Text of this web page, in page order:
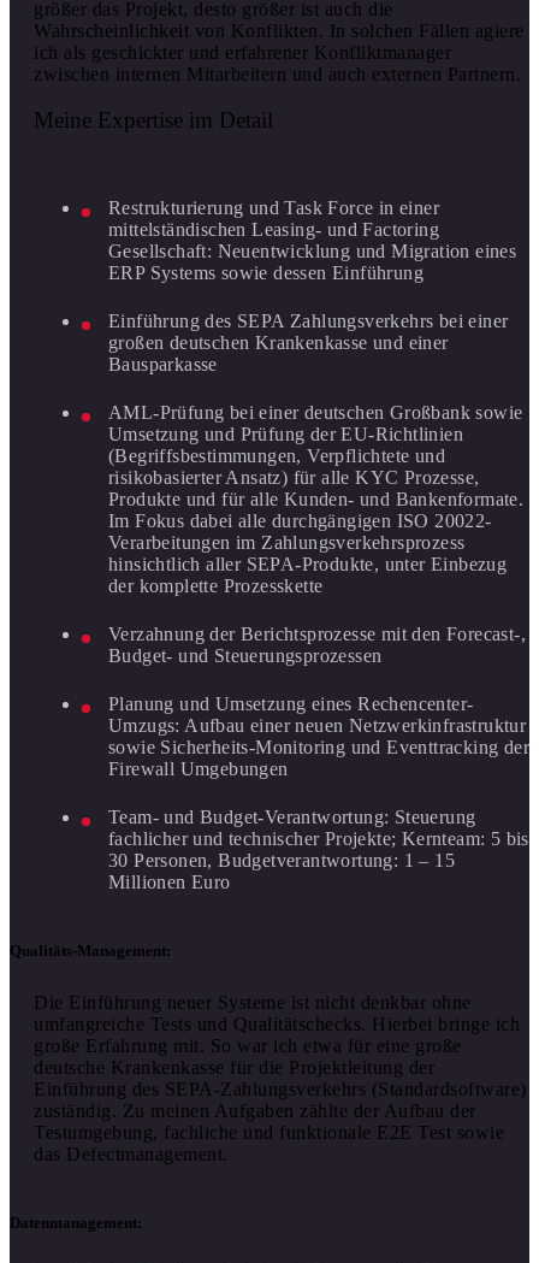
größer das Projekt, desto größer ist auch die
Wahrscheinlichkeit von Konflikten. In solchen Fällen agiere
ich als geschickter und erfahrener Konfliktmanager
zwischen internen Mitarbeitern und auch externen Partnern.
Meine Expertise im Detail
Restrukturierung und Task Force in einer
mittelständischen Leasing- und Factoring
Gesellschaft: Neuentwicklung und Migration eines
ERP Systems sowie dessen Einführung
Einführung des SEPA Zahlungsverkehrs bei einer
großen deutschen Krankenkasse und einer
Bausparkasse
AML-Prüfung bei einer deutschen Großbank sowie
Umsetzung und Prüfung der EU-Richtlinien
(Begriffsbestimmungen, Verpflichtete und
risikobasierter Ansatz) für alle KYC Prozesse,
Produkte und für alle Kunden- und Bankenformate.
Im Fokus dabei alle durchgängigen ISO 20022-
Verarbeitungen im Zahlungsverkehrsprozess
hinsichtlich aller SEPA-Produkte, unter Einbezug
der komplette Prozesskette
Verzahnung der Berichtsprozesse mit den Forecast-,
Budget- und Steuerungsprozessen
Planung und Umsetzung eines Rechencenter-
Umzugs: Aufbau einer neuen Netzwerkinfrastruktur
sowie Sicherheits-Monitoring und Eventtracking der
Firewall Umgebungen
Team- und Budget-Verantwortung: Steuerung
fachlicher und technischer Projekte; Kernteam: 5 bis
30 Personen, Budgetverantwortung: 1 – 15
Millionen Euro
Qualitäts-Management:
Die Einführung neuer Systeme ist nicht denkbar ohne
umfangreiche Tests und Qualitätschecks. Hierbei bringe ich
große Erfahrung mit. So war ich etwa für eine große
deutsche Krankenkasse für die Projektleitung der
Einführung des SEPA-Zahlungsverkehrs (Standardsoftware)
zuständig. Zu meinen Aufgaben zählte der Aufbau der
Testumgebung, fachliche und funktionale E2E Test sowie
das Defectmanagement.
Datenmanagement: